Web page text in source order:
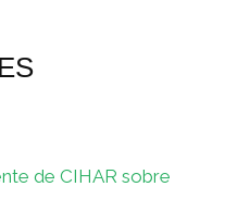
de CIHAR sobre